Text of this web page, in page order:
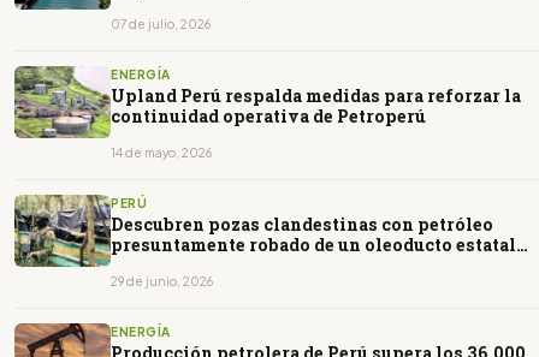
07 de julio, 2026
ENERGÍA
Upland Perú respalda medidas para reforzar la
continuidad operativa de Petroperú
14 de mayo, 2026
PERÚ
Descubren pozas clandestinas con petróleo
presuntamente robado de un oleoducto estatal
29 de junio, 2026
ENERGÍA